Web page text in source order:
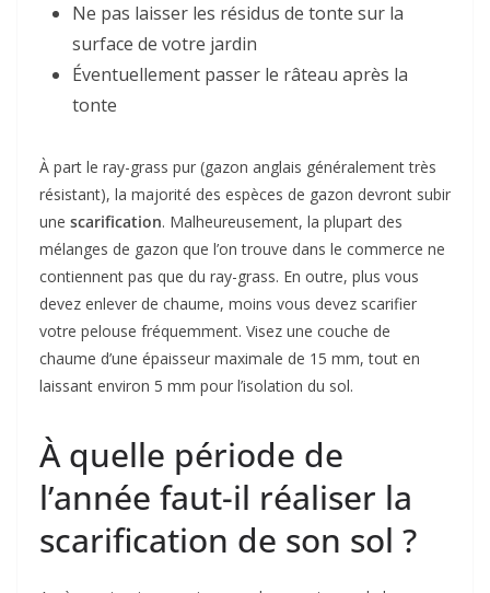
Ne pas laisser les résidus de tonte sur la
surface de votre jardin
Éventuellement passer le râteau après la
tonte
À part le ray-grass pur (gazon anglais généralement très
résistant), la majorité des espèces de gazon devront subir
une scarification. Malheureusement, la plupart des
mélanges de gazon que l’on trouve dans le commerce ne
contiennent pas que du ray-grass. En outre, plus vous
devez enlever de chaume, moins vous devez scarifier
votre pelouse fréquemment. Visez une couche de
chaume d’une épaisseur maximale de 15 mm, tout en
laissant environ 5 mm pour l’isolation du sol.
À quelle période de
l’année faut-il réaliser la
scarification de son sol ?